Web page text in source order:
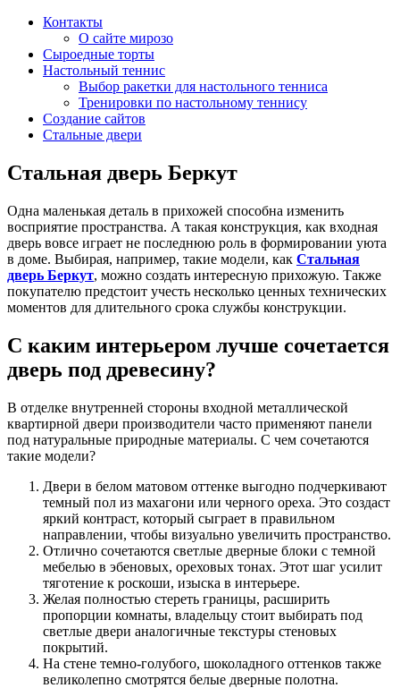
Контакты
О сайте мирозо
Сыроедные торты
Настольный теннис
Выбор ракетки для настольного тенниса
Тренировки по настольному теннису
Создание сайтов
Стальные двери
Стальная дверь Беркут
Одна маленькая деталь в прихожей способна изменить
восприятие пространства. А такая конструкция, как входная
дверь вовсе играет не последнюю роль в формировании уюта
в доме. Выбирая, например, такие модели, как Стальная
дверь Беркут, можно создать интересную прихожую. Также
покупателю предстоит учесть несколько ценных технических
моментов для длительного срока службы конструкции.
С каким интерьером лучше сочетается
дверь под древесину?
В отделке внутренней стороны входной металлической
квартирной двери производители часто применяют панели
под натуральные природные материалы. С чем сочетаются
такие модели?
Двери в белом матовом оттенке выгодно подчеркивают
темный пол из махагони или черного ореха. Это создаст
яркий контраст, который сыграет в правильном
направлении, чтобы визуально увеличить пространство.
Отлично сочетаются светлые дверные блоки с темной
мебелью в эбеновых, ореховых тонах. Этот шаг усилит
тяготение к роскоши, изыска в интерьере.
Желая полностью стереть границы, расширить
пропорции комнаты, владельцу стоит выбирать под
светлые двери аналогичные текстуры стеновых
покрытий.
На стене темно-голубого, шоколадного оттенков также
великолепно смотрятся белые дверные полотна.